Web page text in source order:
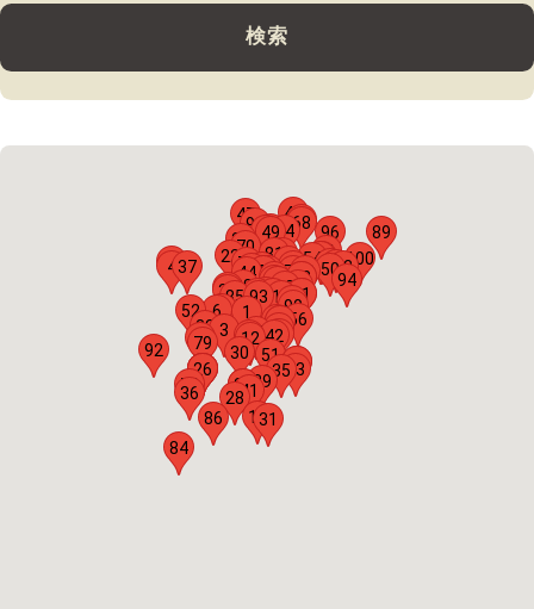
検索
1
2
3
4
5
6
7
8
9
10
11
12
13
14
15
16
17 18
19
20
21
22
23
24
25
26
27
28
29
30
31
32
33
34
35
36
37
38
39
40
41
42
43
44
45
46
47
48
49
50
51
52
53
5455
56
57
58 59
60
61
62
63
64
65
66
67
68
69
70
71
72
73
74
75
76
7778
79
80
81
82
83
84
85
86
87
88 89
90
91
92
93
94
95
96
97
98
99
100